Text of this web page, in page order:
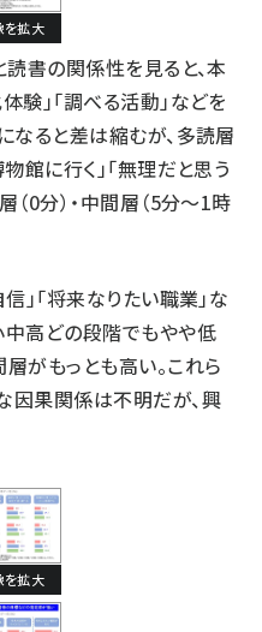
読書の関係性を見ると、本
験」「調べる活動」などを
なると差は縮むが、多読層
館に行く」「無理だと思う
（0分）・中間層（5分～1時
」「将来なりたい職業」な
中高どの段階でもやや低
がもっとも高い。これら
因果関係は不明だが、興